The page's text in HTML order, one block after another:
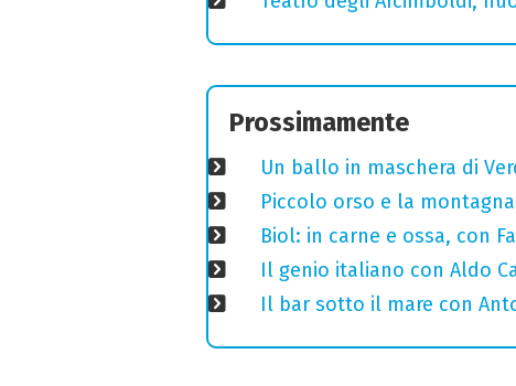
Prossimamente
Un ballo in maschera di
Piccolo orso e la
Biol: in carne e ossa, con
Il genio italiano con Aldo
Il bar sotto il mare con